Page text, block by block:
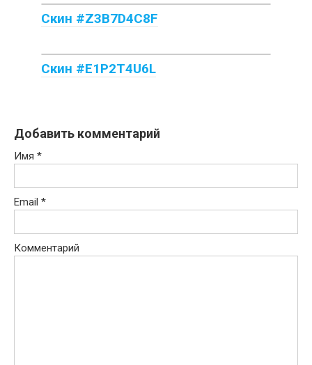
Скин #Z3B7D4C8F
Скин #E1P2T4U6L
Добавить комментарий
Имя *
Email *
Комментарий